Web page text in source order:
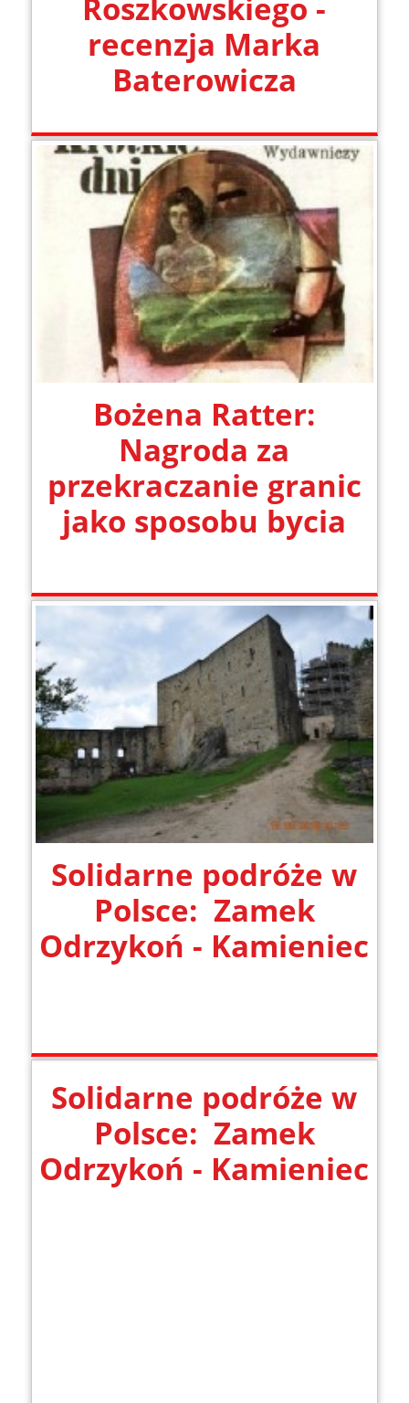
recenzja Marka
Baterowicza
Bożena Ratter:
Nagroda za
przekraczanie granic
jako sposobu bycia
Solidarne podróże w
Polsce: Zamek
Odrzykoń - Kamieniec
Solidarne podróże w
Polsce: Zamek
Odrzykoń - Kamieniec